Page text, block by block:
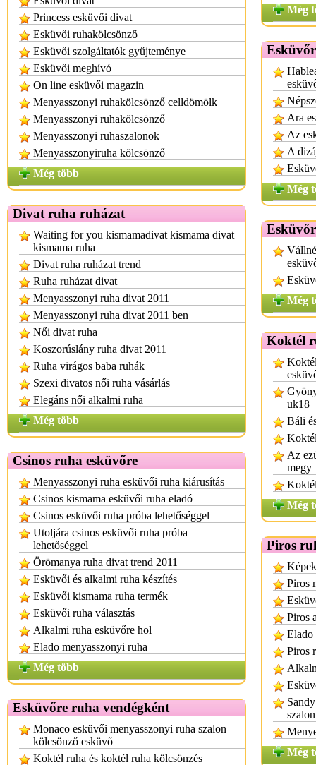
Princess esküvői divat
Esküvői ruhakölcsönző
Esküvői szolgáltatók gyűjteménye
Esküvői meghívó
On line esküvői magazin
Menyasszonyi ruhakölcsönző celldömölk
Menyasszonyi ruhakölcsönző
Menyasszonyi ruhaszalonok
Menyasszonyiruha kölcsönző
Még több
Divat ruha ruházat
Waiting for you kismamadivat kismama divat
kismama ruha
Divat ruha ruházat trend
Ruha ruházat divat
Menyasszonyi ruha divat 2011
Menyasszonyi ruha divat 2011 ben
Női divat ruha
Koszorúslány ruha divat 2011
Ruha virágos baba ruhák
Szexi divatos női ruha vásárlás
Elegáns női alkalmi ruha
Még több
Csinos ruha esküvőre
Menyasszonyi ruha esküvői ruha kiárusítás
Csinos kismama esküvői ruha eladó
Csinos esküvői ruha próba lehetőséggel
Utoljára csinos esküvői ruha próba
lehetőséggel
Örömanya ruha divat trend 2011
Esküvői és alkalmi ruha készítés
Esküvői kismama ruha termék
Esküvői ruha választás
Alkalmi ruha esküvőre hol
Elado menyasszonyi ruha
Még több
Esküvőre ruha vendégként
Monaco esküvői menyasszonyi ruha szalon
kölcsönző esküvő
Koktél ruha és koktél ruha kölcsönzés
Még
Ara
Az
A
Még
Még
Koktél
uk18
Báli
Az
megy
Még
Piros
Piros
Piros
Elado
Piros
Még